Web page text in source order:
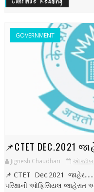
GOVERNMENT
📌CTET DEC.2021
Jignesh Chaudhari
📌CTET Dec.2021
પરિક્ષાની ઓફિસિયલ જાહેરાત